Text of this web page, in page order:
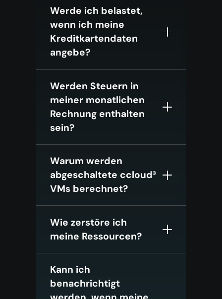
Werde ich belastet,
wenn ich meine
Kreditkartendaten
angebe?
Werden Steuern in
meiner monatlichen
Rechnung enthalten
sein?
Warum werden
abgeschaltete ccloud³
VMs berechnet?
Wie zerstöre ich
meine Ressourcen?
Kann ich
benachrichtigt